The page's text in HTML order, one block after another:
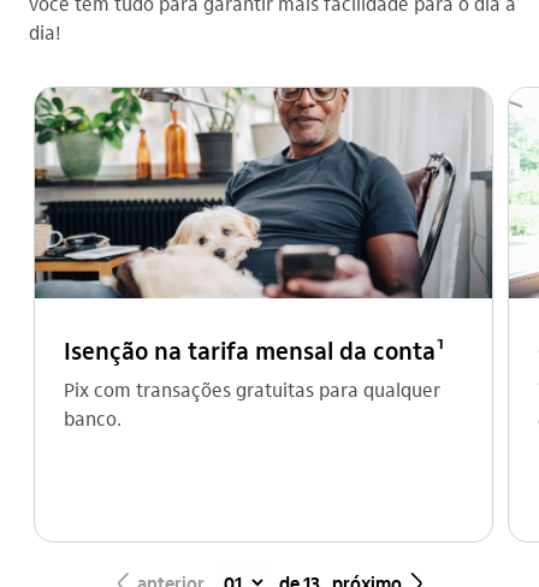
dia!
Isenção na tarifa mensal da conta¹
Pix com transações gratuitas para qualquer
banco.